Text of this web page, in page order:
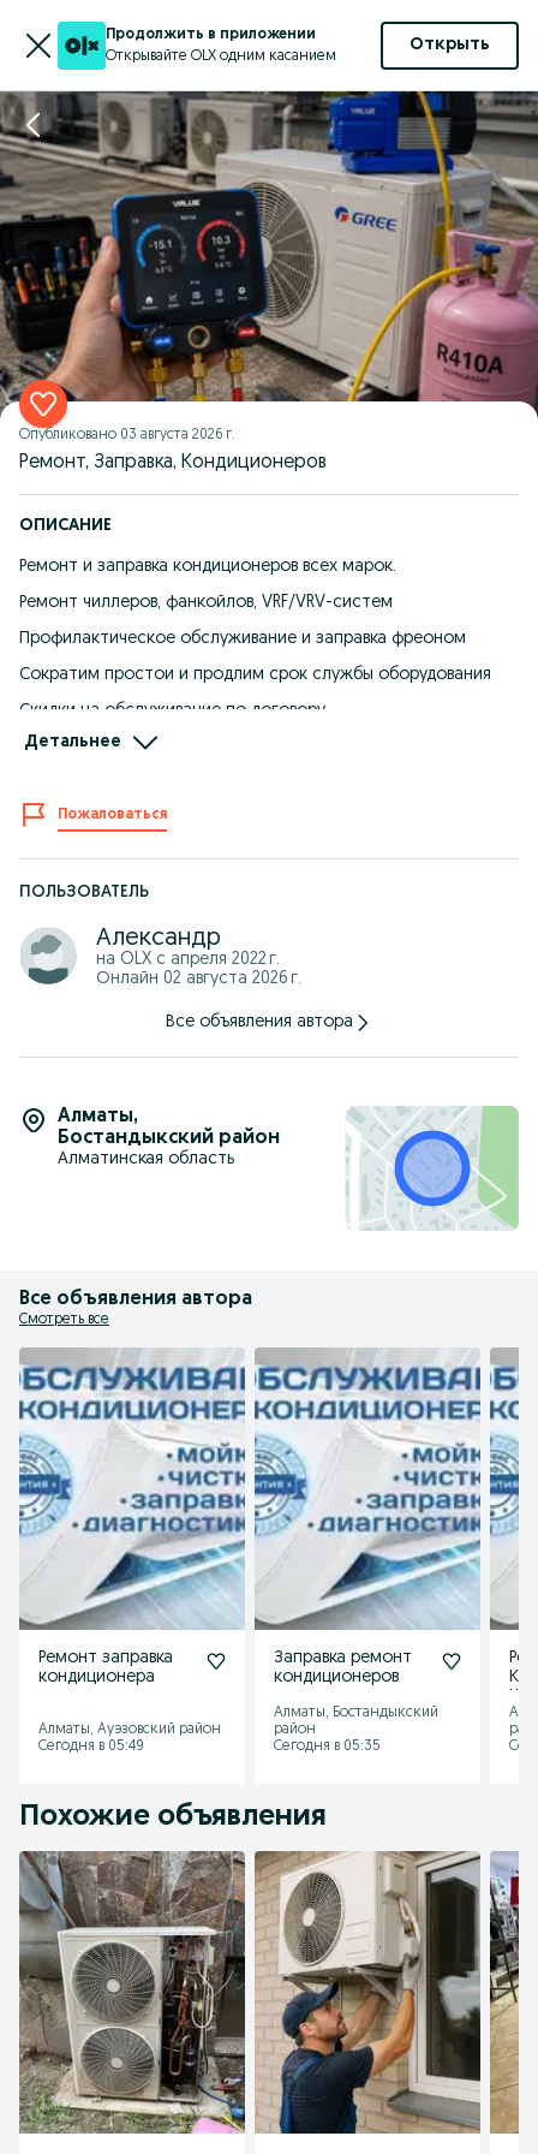
Продолжить в приложении
Открывайте OLX одним касанием
Открыть
Опубликовано 03 августа 2026 г.
Ремонт, Заправка, Кондиционеров
ОПИСАНИЕ
Ремонт и заправка кондиционеров всех марок.
Ремонт чиллеров, фанкойлов, VRF/VRV-систем
Профилактическое обслуживание и заправка фреоном
Сократим простои и продлим срок службы оборудования
Скидки на обслуживание по договору
Большой опыт работы более 10 лет,
Гарантия!!!
WhatsApp — 87******229
Детальнее
Пожаловаться
ПОЛЬЗОВАТЕЛЬ
Александр
на OLX с апреля 2022 г.
Онлайн 02 августа 2026 г.
Все объявления автора
Алматы,
Бостандыкский район
Алматинская область
Все объявления автора
Смотреть все
Ремонт заправка
кондиционера
Алматы, Ауэзовский район
Сегодня в 05:49
Заправка ремонт
кондиционеров
Алматы, Бостандыкский
район
Сегодня в 05:35
Похожие объявления